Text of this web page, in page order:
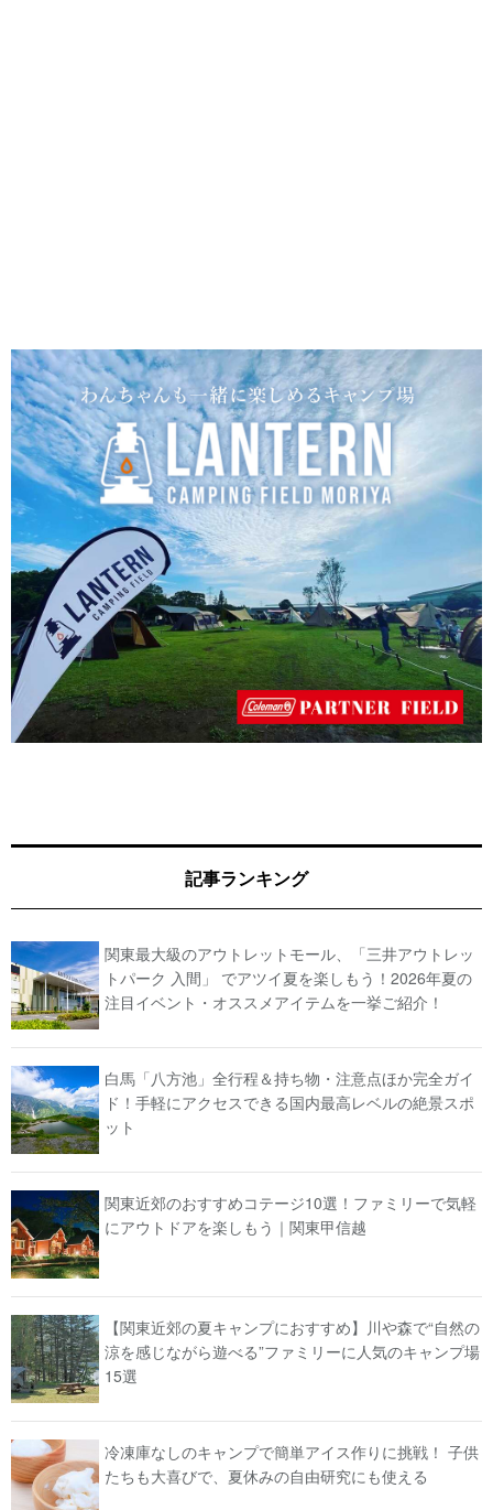
記事ランキング
関東最大級のアウトレットモール、「三井アウトレッ
トパーク 入間」 でアツイ夏を楽しもう！2026年夏の
注目イベント・オススメアイテムを一挙ご紹介！
白馬「八方池」全行程＆持ち物・注意点ほか完全ガイ
ド！手軽にアクセスできる国内最高レベルの絶景スポ
ット
関東近郊のおすすめコテージ10選！ファミリーで気軽
にアウトドアを楽しもう｜関東甲信越
【関東近郊の夏キャンプにおすすめ】川や森で“自然の
涼を感じながら遊べる”ファミリーに人気のキャンプ場
15選
冷凍庫なしのキャンプで簡単アイス作りに挑戦！ 子供
たちも大喜びで、夏休みの自由研究にも使える